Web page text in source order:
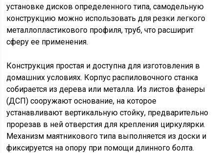
установке дисков определенного типа, самодельную
конструкцию можно использовать для резки легкого
металлопластикового профиля, труб, что расширит
сферу ее применения.
Конструкция простая и доступна для изготовления в
домашних условиях. Корпус распиловочного станка
собирается из дерева или металла. Из листов фанеры
(ДСП) сооружают основание, на которое
устанавливают вертикальную стойку, предварительно
прорезав в ней отверстия для крепления циркулярки.
Механизм маятникового типа выполняется из доски и
фиксируется на опору при помощи длинного болта.